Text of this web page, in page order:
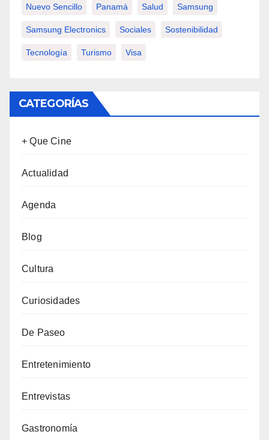
Nuevo Sencillo Panamá Salud Samsung
Samsung Electronics Sociales Sostenibilidad
Tecnología Turismo Visa
CATEGORÍAS
+ Que Cine
Actualidad
Agenda
Blog
Cultura
Curiosidades
De Paseo
Entretenimiento
Entrevistas
Gastronomía